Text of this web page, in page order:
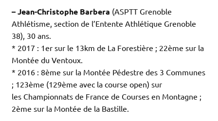
– Jean-Christophe Barbera (ASPTT Grenoble
Athlétisme, section de l’Entente Athlétique Grenoble
38), 30 ans.
* 2017 : 1er sur le 13km de La Forestière ; 22ème sur la
Montée du Ventoux.
* 2016 : 8ème sur la Montée Pédestre des 3 Communes
; 123ème (129ème avec la course open) sur
les Championnats de France de Courses en Montagne ;
2ème sur la Montée de la Bastille.